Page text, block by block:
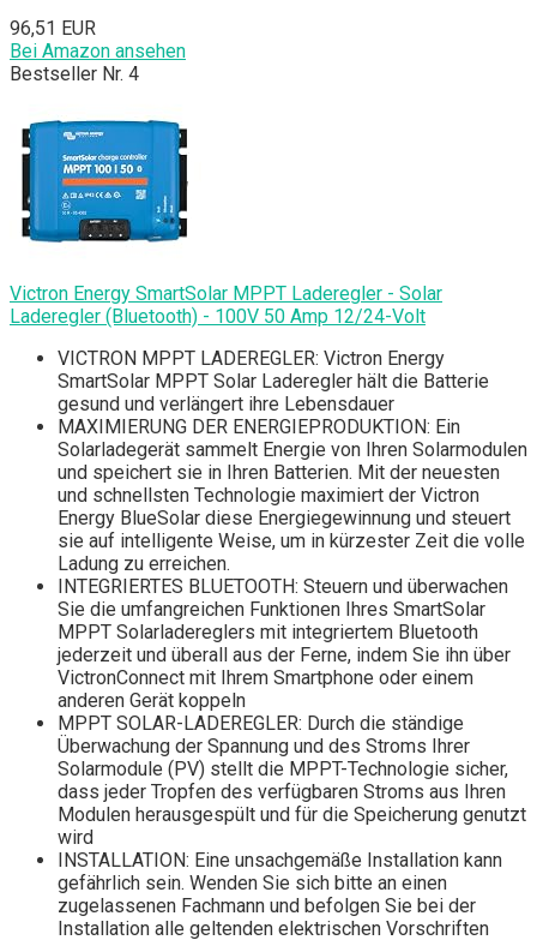
96,51 EUR
Bei Amazon ansehen
Bestseller Nr. 4
Victron Energy SmartSolar MPPT Laderegler - Solar
Laderegler (Bluetooth) - 100V 50 Amp 12/24-Volt
VICTRON MPPT LADEREGLER: Victron Energy
SmartSolar MPPT Solar Laderegler hält die Batterie
gesund und verlängert ihre Lebensdauer
MAXIMIERUNG DER ENERGIEPRODUKTION: Ein
Solarladegerät sammelt Energie von Ihren Solarmodulen
und speichert sie in Ihren Batterien. Mit der neuesten
und schnellsten Technologie maximiert der Victron
Energy BlueSolar diese Energiegewinnung und steuert
sie auf intelligente Weise, um in kürzester Zeit die volle
Ladung zu erreichen.
INTEGRIERTES BLUETOOTH: Steuern und überwachen
Sie die umfangreichen Funktionen Ihres SmartSolar
MPPT Solarladereglers mit integriertem Bluetooth
jederzeit und überall aus der Ferne, indem Sie ihn über
VictronConnect mit Ihrem Smartphone oder einem
anderen Gerät koppeln
MPPT SOLAR-LADEREGLER: Durch die ständige
Überwachung der Spannung und des Stroms Ihrer
Solarmodule (PV) stellt die MPPT-Technologie sicher,
dass jeder Tropfen des verfügbaren Stroms aus Ihren
Modulen herausgespült und für die Speicherung genutzt
wird
INSTALLATION: Eine unsachgemäße Installation kann
gefährlich sein. Wenden Sie sich bitte an einen
zugelassenen Fachmann und befolgen Sie bei der
Installation alle geltenden elektrischen Vorschriften